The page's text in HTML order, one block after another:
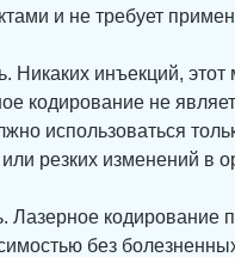
и не требует
Никаких инъекций,
кодирование не
использоваться
резких изменений в
Лазерное кодирование
без